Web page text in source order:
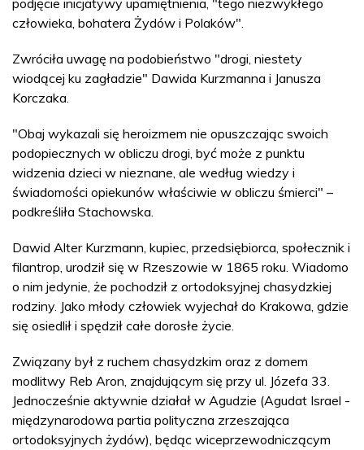
podjęcie inicjatywy upamiętnienia, "tego niezwykłego
człowieka, bohatera Żydów i Polaków".
Zwróciła uwagę na podobieństwo "drogi, niestety
wiodącej ku zagładzie" Dawida Kurzmanna i Janusza
Korczaka.
"Obaj wykazali się heroizmem nie opuszczając swoich
podopiecznych w obliczu drogi, być może z punktu
widzenia dzieci w nieznane, ale według wiedzy i
świadomości opiekunów właściwie w obliczu śmierci" –
podkreśliła Stachowska.
Dawid Alter Kurzmann, kupiec, przedsiębiorca, społecznik i
filantrop, urodził się w Rzeszowie w 1865 roku. Wiadomo
o nim jedynie, że pochodził z ortodoksyjnej chasydzkiej
rodziny. Jako młody człowiek wyjechał do Krakowa, gdzie
się osiedlił i spędził całe dorosłe życie.
Związany był z ruchem chasydzkim oraz z domem
modlitwy Reb Aron, znajdującym się przy ul. Józefa 33.
Jednocześnie aktywnie działał w Agudzie (Agudat Israel -
międzynarodowa partia polityczna zrzeszająca
ortodoksyjnych żydów), będąc wiceprzewodniczącym